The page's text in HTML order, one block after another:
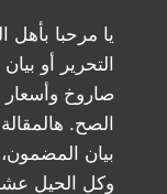
يا مرحبا
التحرير أو
صاروخ
الصح.
بيان
وكل الحيل